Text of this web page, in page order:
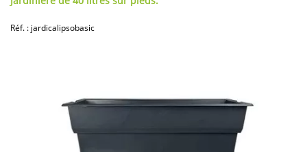
Réf. : jardicalipsobasic